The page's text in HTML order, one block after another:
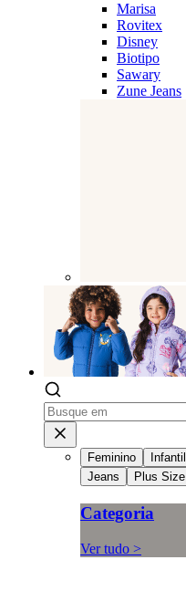
Marisa
Rovitex
Disney
Biotipo
Sawary
Zune Jeans
Feminino Infantil
Jeans
Plus Size
Categoria
Ver tudo >